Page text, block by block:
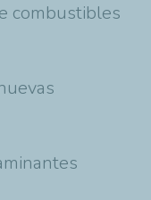
combustibles